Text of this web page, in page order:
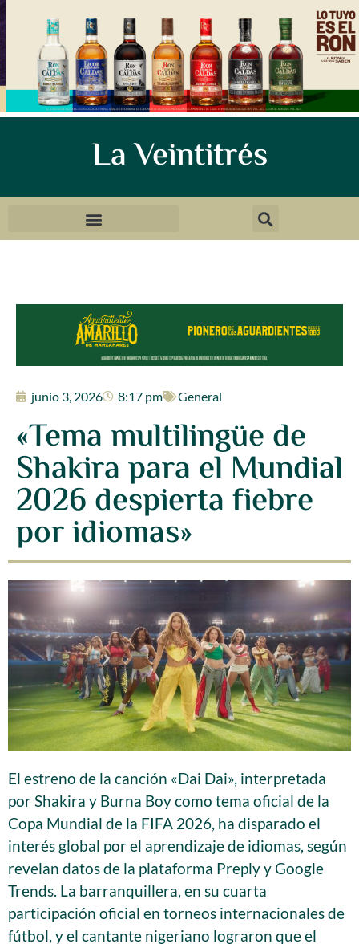
La Veintitrés
junio 3, 2026 8:17 pm General
«Tema multilingüe de
Shakira para el Mundial
2026 despierta fiebre
por idiomas»
El estreno de la canción «Dai Dai», interpretada
por Shakira y Burna Boy como tema oficial de la
Copa Mundial de la FIFA 2026, ha disparado el
interés global por el aprendizaje de idiomas, según
revelan datos de la plataforma Preply y Google
Trends. La barranquillera, en su cuarta
participación oficial en torneos internacionales de
fútbol, y el cantante nigeriano lograron que el